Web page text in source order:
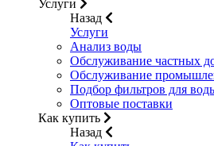
Услуги
Назад
Услуги
Анализ воды
Обслуживание частных
Обслуживание
Подбор фильтров для
Оптовые поставки
Как купить
Назад